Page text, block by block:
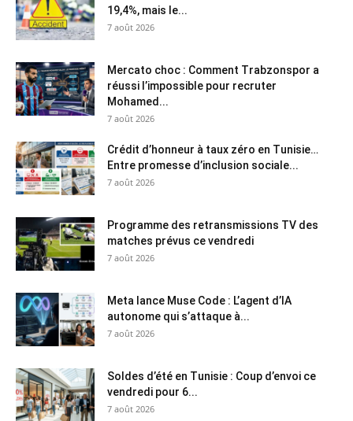
19,4%, mais le...
7 août 2026
Mercato choc : Comment Trabzonspor a
réussi l’impossible pour recruter
Mohamed...
7 août 2026
Crédit d’honneur à taux zéro en Tunisie…
Entre promesse d’inclusion sociale...
7 août 2026
Programme des retransmissions TV des
matches prévus ce vendredi
7 août 2026
Meta lance Muse Code : L’agent d’IA
autonome qui s’attaque à...
7 août 2026
Soldes d’été en Tunisie : Coup d’envoi ce
vendredi pour 6...
7 août 2026